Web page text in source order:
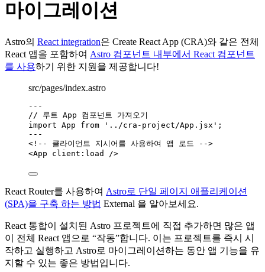
마이그레이션
Astro의 React integration은 Create React App (CRA)와 같은 전체
React 앱을 포함하여 Astro 컴포넌트 내부에서 React 컴포넌트
를 사용하기 위한 지원을 제공합니다!
src/pages/index.astro
---
// 루트 App 컴포넌트 가져오기
import App from ' ../cra-project/App.jsx ' ;
---
<!-- 클라이언트 지시어를 사용하여 앱 로드 -->
<App client:load />
React Router를 사용하여 Astro로 단일 페이지 애플리케이션
(SPA)을 구축 하는 방법 External 을 알아보세요.
React 통합이 설치된 Astro 프로젝트에 직접 추가하면 많은 앱
이 전체 React 앱으로 “작동”합니다. 이는 프로젝트를 즉시 시
작하고 실행하고 Astro로 마이그레이션하는 동안 앱 기능을 유
지할 수 있는 좋은 방법입니다.